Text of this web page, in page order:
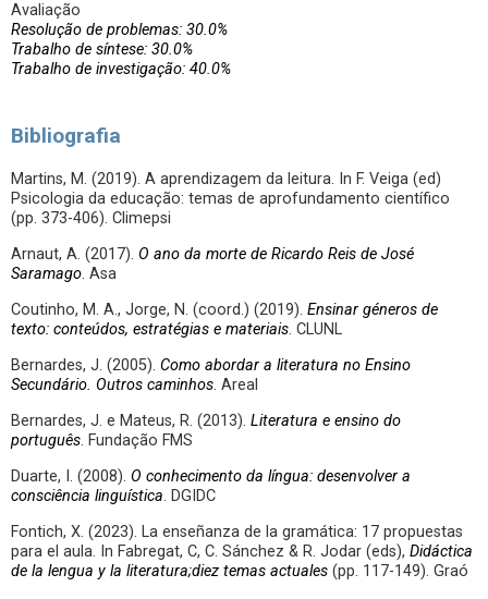
Avaliação
Resolução de problemas: 30.0%
Trabalho de síntese: 30.0%
Trabalho de investigação: 40.0%
Bibliografia
Martins, M. (2019). A aprendizagem da leitura. In F. Veiga (ed)
Psicologia da educação: temas de aprofundamento científico
(pp. 373-406). Climepsi
Arnaut, A. (2017). O ano da morte de Ricardo Reis de José
Saramago. Asa
Coutinho, M. A., Jorge, N. (coord.) (2019). Ensinar géneros de
texto: conteúdos, estratégias e materiais. CLUNL
Bernardes, J. (2005). Como abordar a literatura no Ensino
Secundário. Outros caminhos. Areal
Bernardes, J. e Mateus, R. (2013). Literatura e ensino do
português. Fundação FMS
Duarte, I. (2008). O conhecimento da língua: desenvolver a
consciência linguística. DGIDC
Fontich, X. (2023). La enseñanza de la gramática: 17 propuestas
para el aula. In Fabregat, C, C. Sánchez & R. Jodar (eds), Didáctica
de la lengua y la literatura;diez temas actuales (pp. 117-149). Graó